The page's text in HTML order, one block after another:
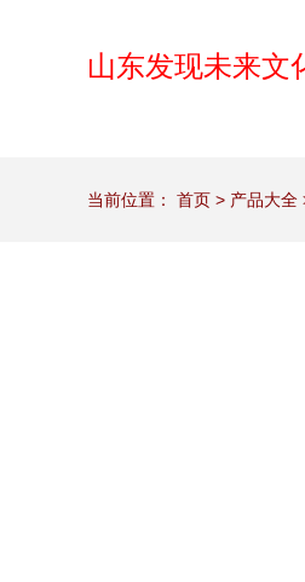
山东发现未来文
当前位置： 首页 > 产品大全